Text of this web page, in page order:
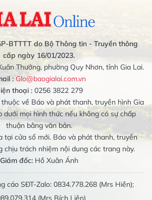
BTTTT do Bộ Thông tin - Truyền thông
cấp ngày 16/01/2023.
Thưởng, phường Quy Nhơn, tỉnh Gia Lai.
: Glo@baogialai.com.vn
thoại : 0256 3822 279
về Báo và phát thanh, truyền hình Gia
dưới mọi hình thức nếu không có sự chấp
thuận bằng văn bản.
tại cửa sổ mới. Báo và phát thanh, truyền
chịu trách nhiệm nội dung các trang này.
Giám đốc:Hồ Xuân Ánh
cáo SĐT-Zalo: 0834.778.268 (Mrs Hiền);
(Mrs Bích Liên)